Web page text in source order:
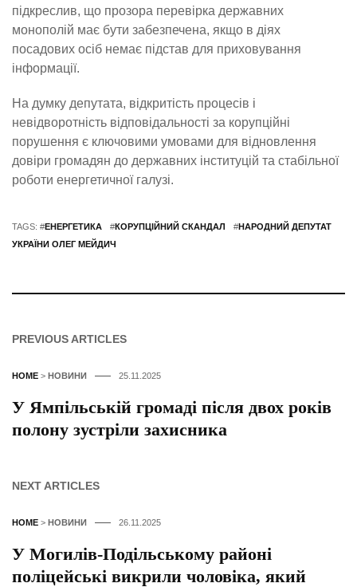
підкреслив, що прозора перевірка державних
монополій має бути забезпечена, якщо в діях
посадових осіб немає підстав для приховування
інформації.
На думку депутата, відкритість процесів і
невідворотність відповідальності за корупційні
порушення є ключовими умовами для відновлення
довіри громадян до державних інституцій та стабільної
роботи енергетичної галузі.
TAGS: #ЕНЕРГЕТИКА #КОРУПЦІЙНИЙ СКАНДАЛ #НАРОДНИЙ ДЕПУТАТ
УКРАЇНИ ОЛЕГ МЕЙДИЧ
PREVIOUS ARTICLES
HOME > НОВИНИ 25.11.2025
У Ямпільській громаді після двох років
полону зустріли захисника
NEXT ARTICLES
HOME > НОВИНИ 26.11.2025
У Могилів-Подільському районі
поліцейські викрили чоловіка, який